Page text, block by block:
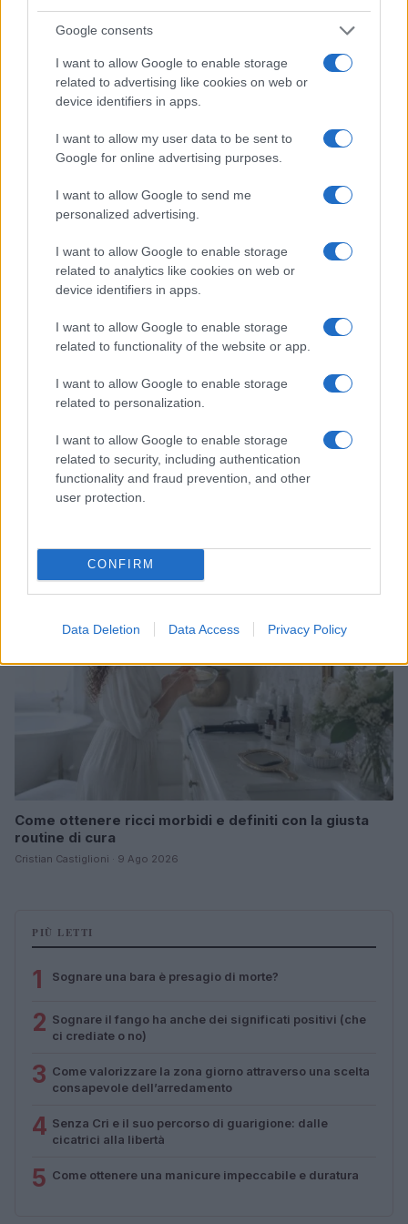
Google consents
I want to allow Google to enable storage
related to advertising like cookies on web or
device identifiers in apps.
I want to allow my user data to be sent to
Google for online advertising purposes.
I want to allow Google to send me
personalized advertising.
I want to allow Google to enable storage
related to analytics like cookies on web or
device identifiers in apps.
I want to allow Google to enable storage
related to functionality of the website or app.
I want to allow Google to enable storage
related to personalization.
I want to allow Google to enable storage
related to security, including authentication
functionality and fraud prevention, and other
user protection.
CONFIRM
Data Deletion Data Access Privacy Policy
Outfit curvy estate 2026: come conquistare con stile
Matteo Pellegrino · 9 Ago 2026
Come il face icing può trasformare la tua routine di
bellezza
BELLEZZA
Come ottenere ricci morbidi e definiti con la giusta
routine di cura
Cristian Castiglioni · 9 Ago 2026
PIÙ LETTI
1 Sognare una bara è presagio di morte?
2 Sognare il fango ha anche dei significati positivi (che
ci crediate o no)
3 Come valorizzare la zona giorno attraverso una scelta
consapevole dell’arredamento
4 Senza Cri e il suo percorso di guarigione: dalle
cicatrici alla libertà
5 Come ottenere una manicure impeccabile e duratura